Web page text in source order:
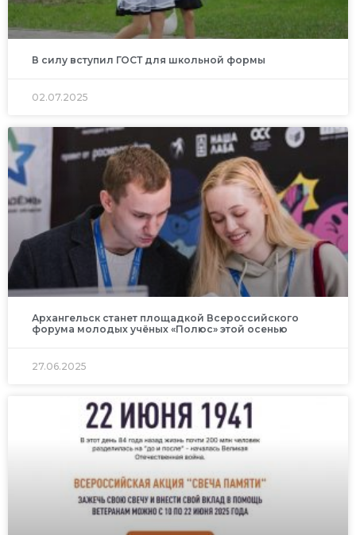
В силу вступил ГОСТ для школьной формы
02.07.2025
Архангельск станет площадкой Всероссийского
форума молодых учёных «Полюс» этой осенью
27.06.2025